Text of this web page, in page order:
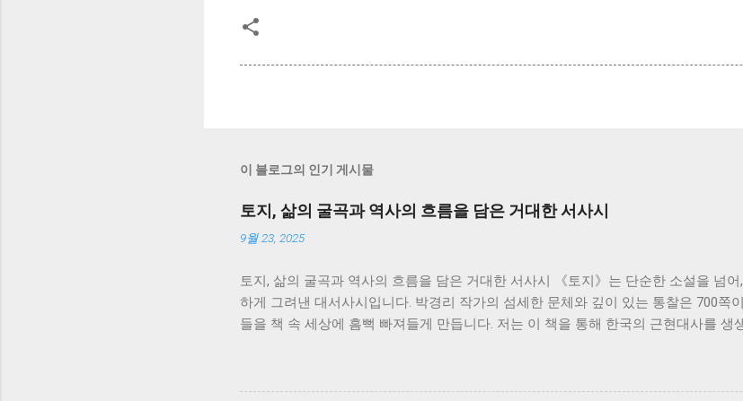
이 블로그의 인기 게시물
토지, 삶의 굴곡과 역사의 흐름을 담은 거대한 서사시
9월 23, 2025
토지, 삶의 굴곡과 역사의 흐름을 담은 거대한 서사시 《토지》는 단순한 소설을 넘
하게 그려낸 대서사시입니다. 박경리 작가의 섬세한 문체와 깊이 있는 통찰은 700쪽
들을 책 속 세상에 흠뻑 빠져들게 만듭니다. 저는 이 책을 통해 한국의 근현대사를 생
이야기가 아니라, 일제강점기부터 한국전쟁, 그리고 산업화 시대까지 격동의 시대
니다. 서희는 끊임없이 변화하는 시대 속에서 굴곡진 삶을 살아가지만, 그 속에서도